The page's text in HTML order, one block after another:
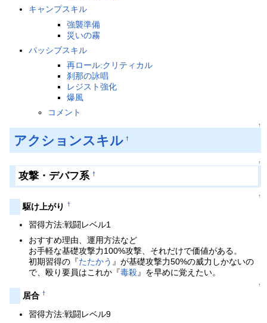
キャンプスキル
強襲準備
災いの霧
パッシブスキル
再ロール:クリティカル
刹那の詠唱
レジスト強化
爆風
コメント
↑
アクションスキル †
↑
攻撃・デバフ系 †
↑
駆け上がり †
習得方法:戦闘レベル1
おすすめ理由、運用方法など
お手軽な基礎攻撃力100%攻撃、それだけで価値がある。
初期習得の『たたかう 』が基礎攻撃力50%の威力しかないの
で、殴り要員はこれか『毒殺』を早めに覚えたい。
↑
居合 †
習得方法:戦闘レベル9